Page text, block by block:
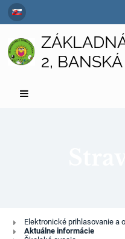
2,
Stravovanie
Elektronické prihlasovanie a
Aktuálne informácie